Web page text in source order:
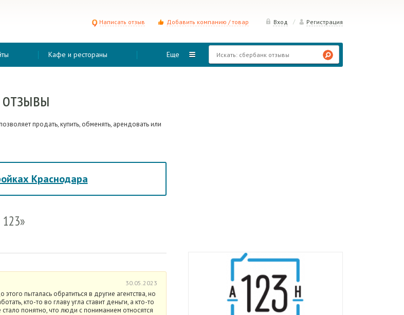
Добавить компанию / товар Вход / Регистрация
Написать отзыв
Кафе и рестораны Еще
продать, купить, обменять, арендовать или
Краснодара
30.05.2023
пыталась обратиться в другие агентства, но
кто-то во главу угла ставит деньги, а кто-то
понятно, что люди с пониманием относятся